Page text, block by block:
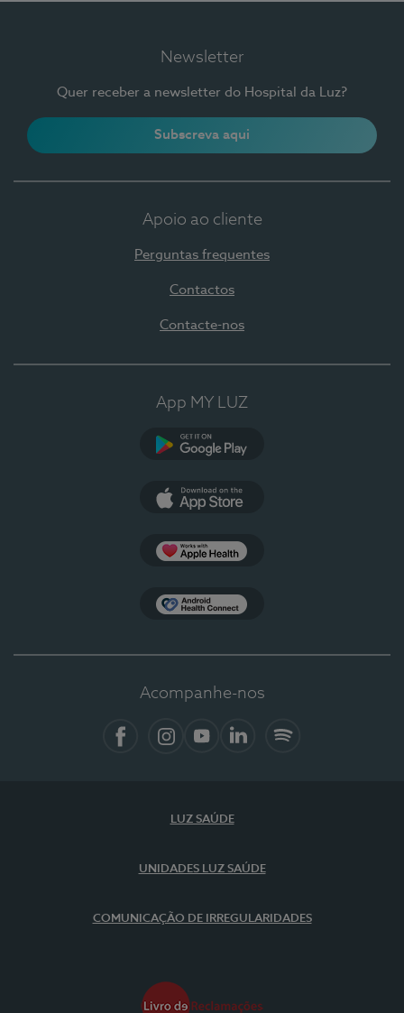
Newsletter
Quer receber a newsletter do Hospital da Luz?
Subscreva aqui
Apoio ao cliente
Perguntas frequentes
Contactos
Contacte-nos
App MY LUZ
Acompanhe-nos
LUZ SAÚDE
UNIDADES LUZ SAÚDE
COMUNICAÇÃO DE IRREGULARIDADES